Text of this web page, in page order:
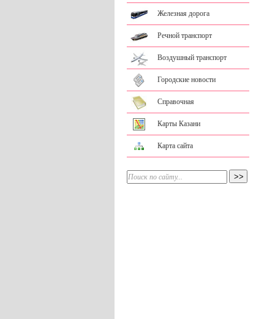
Железная дорога
Речной транспорт
Воздушный транспорт
Городские новости
Справочная
Карты Казани
Карта сайта